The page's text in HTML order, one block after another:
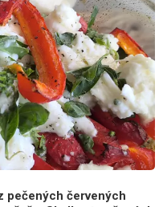
pečených červených